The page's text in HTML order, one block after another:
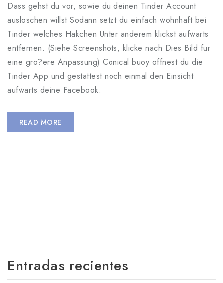
Dass gehst du vor, sowie du deinen Tinder Account
ausloschen willst Sodann setzt du einfach wohnhaft bei
Tinder welches Hakchen Unter anderem klickst aufwarts
entfernen. (Siehe Screenshots, klicke nach Dies Bild fur
eine gro?ere Anpassung) Conical buoy offnest du die
Tinder App und gestattest noch einmal den Einsicht
aufwarts deine Facebook.
READ MORE
Entradas recientes